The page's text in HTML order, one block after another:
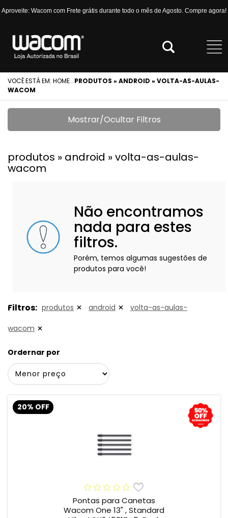
Aproveite: Wacom com Frete grátis durante todo o mês de Agosto. Compre agora!
VOCÊ ESTÁ EM: HOME . PRODUTOS » ANDROID » VOLTA-AS-AULAS-
WACOM
Mostrar/Ocultar Filtros
produtos » android » volta-as-aulas-
wacom
Não encontramos
nada para estes
filtros.
Porém, temos algumas sugestões de
produtos para você!
Filtros: produtos android volta-as-aulas-
wacom
Ordernar por
20% OFF
Pontas para Canetas
Wacom One 13" , Standard